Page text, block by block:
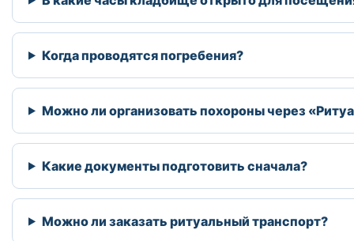
Когда проводятся погребения?
Можно ли организовать похороны через
Какие документы подготовить сначала?
Можно ли заказать ритуальный транспорт?